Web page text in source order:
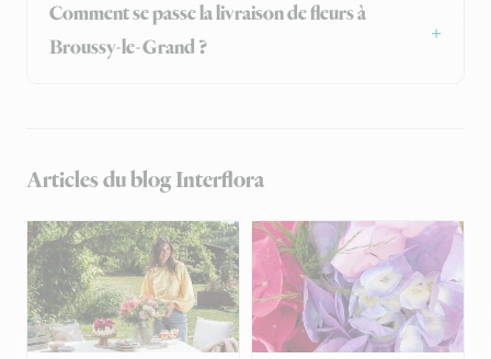
Comment se passe la livraison de fleurs à
Broussy-le-Grand ?
Articles du blog Interflora